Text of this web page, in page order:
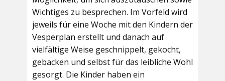
Wichtiges zu besprechen. Im Vorfeld wird
jeweils für eine Woche mit den Kindern der
Vesperplan erstellt und danach auf
vielfältige Weise geschnippelt, gekocht,
gebacken und selbst für das leibliche Wohl
gesorgt. Die Kinder haben ein